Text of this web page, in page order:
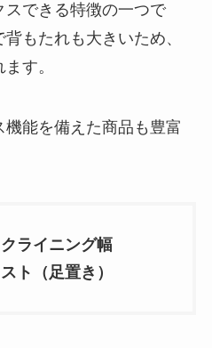
できる特徴の一つで
もたれも大きいため、
す。
能を備えた商品も豊富
ライニング幅
ト（足置き）